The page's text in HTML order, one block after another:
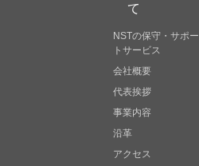
て
NSTの保守・サポー
トサービス
会社概要
代表挨拶
事業内容
沿革
アクセス